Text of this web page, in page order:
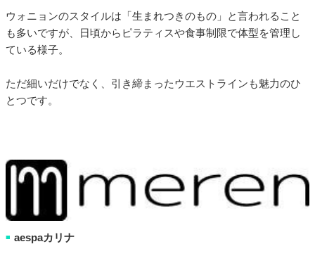
ウォニョンのスタイルは「生まれつきのもの」と言われること
も多いですが、日頃からピラティスや食事制限で体型を管理し
ている様子。
ただ細いだけでなく、引き締まったウエストラインも魅力のひ
とつです。
■ aespaカリナ